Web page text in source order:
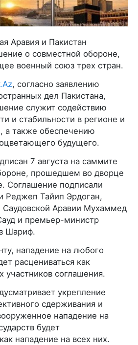
Аравия и Пакистан
о совместной обороне,
военный союз трех стран.
, согласно заявлению
дел Пакистана,
служит содействию
и стабильности в регионе и
а также обеспечению
будущего.
7 августа на саммите
прошедшем во дворце
Соглашение подписали
Реджеп Тайип Эрдоган,
Аравии Мухаммед
и премьер-министр
Шариф.
нападение на любого
расцениваться как
участников соглашения.
укрепление
сдерживания и
нападение на
будет
нападение на всех них.